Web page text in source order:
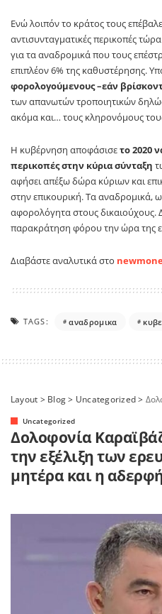
Ενώ λοιπόν το κράτος τους
αντισυνταγματικές περικοπές
για τα αναδρομικά που τους
επιπλέον 6% της καθυστέρησης.
φορολογούμενους –εάν
των απανωτών τροποιητικών
ακόμα και… τους κληρονόμους
Η κυβέρνηση αποφάσισετο 2020
περικοπές στην κύρια σύνταξη
αφήσει απέξω δώρα κύριων και
στην επικουρική. Τα αναδρομικά,
αφορολόγητα στους δικαιούχους.
παρακράτηση φόρου την ώρα της
Διαβάστε αναλυτικά στο
TAGS: αναδρομικα
Layout > Blog> Uncategorized>
Uncategorized
Δολοφονία
την εξέλιξη των
μητέρα και η